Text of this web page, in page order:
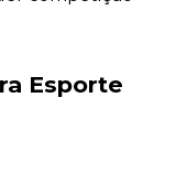
Esporte